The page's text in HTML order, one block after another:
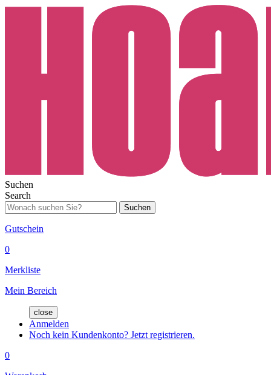
Suchen
Search
Suchen
Gutschein
0
Merkliste
Mein Bereich
close
Anmelden
Noch kein Kundenkonto? Jetzt registrieren.
0